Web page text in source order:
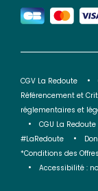
CGV La Redoute
Référencement et
réglementaires et
CGU La Redoute
#LaRedoute
*Conditions des Offres
Accessibilité :